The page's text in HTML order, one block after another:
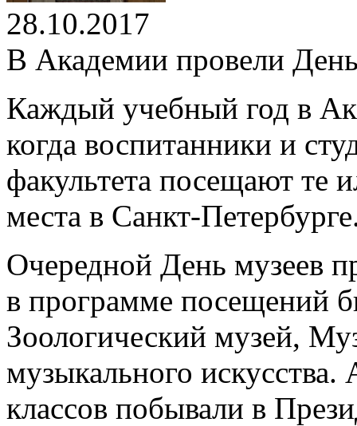
28.10.2017
В Академии провели
Каждый учебный год в
когда воспитанники и
факультета посещают те
места в Санкт-
Очередной День музеев
в программе посещений
Зоологический музей,
музыкального
классов побывали в